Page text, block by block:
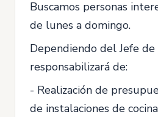
Buscamos personas
de lunes a domingo.
Dependiendo del Jefe de
responsabilizará de:
- Realización de
de instalaciones de